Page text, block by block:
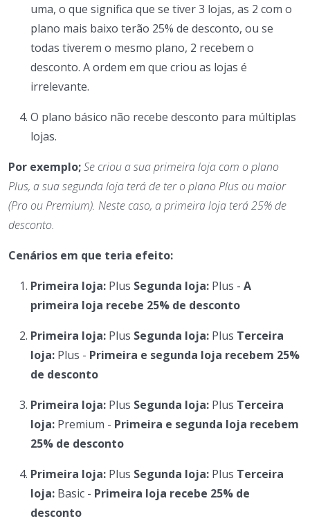
uma, o que significa que se tiver 3 lojas, as 2 com o
plano mais baixo terão 25% de desconto, ou se
todas tiverem o mesmo plano, 2 recebem o
desconto. A ordem em que criou as lojas é
irrelevante.
O plano básico não recebe desconto para múltiplas
lojas.
Por exemplo;Se criou a sua primeira loja com o plano
Plus, a sua segunda loja terá de ter o plano Plus ou maior
(Pro ou Premium). Neste caso, a primeira loja terá 25% de
desconto.
Cenários em que teria efeito:
Primeira loja: Plus Segunda loja: Plus - A
primeira loja recebe 25% de desconto
Primeira loja: Plus Segunda loja: Plus Terceira
loja: Plus - Primeira e segunda loja recebem 25%
de desconto
Primeira loja: Plus Segunda loja: Plus Terceira
loja: Premium - Primeira e segunda loja recebem
25% de desconto
Primeira loja: Plus Segunda loja: Plus Terceira
loja: Basic - Primeira loja recebe 25% de
desconto